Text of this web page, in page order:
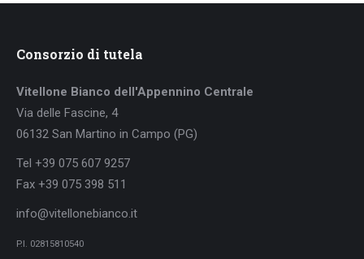
Consorzio di tutela
Vitellone Bianco dell'Appennino Centrale
Via delle Fascine, 4
06132 San Martino in Campo (PG)
Tel +39 075 607 9257
Fax +39 075 398 511
info@vitellonebianco.it
P.I. 02815810540